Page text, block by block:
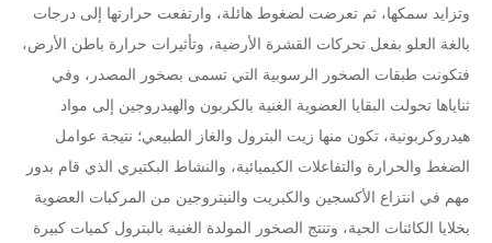
وتزايد سمكها، ثم تعرضت لضغوط هائلة، وارتفعت حرارتها إلى درجات
بالغة العلو بفعل تحركات القشرة الأرضية، وتأثيرات حرارة باطن الأرض،
فتكونت طبقات الصخور الرسوبية التي تسمى بصخور المصدر، وفي
ثناياها تحولت البقايا العضوية الغنية بالكربون والهيدروجين إلى مواد
هيدروكربونية، تكون منها زيت البترول والغاز الطبيعي؛ نتيجة عوامل
الضغط والحرارة والتفاعلات الكيميائية، والنشاط البكتيري الذي قام بدور
مهم في انتزاع الأكسجين والكبريت والنيتروجين من المركبات العضوية
بخلايا الكائنات الحية، وتنتج الصخور المولدة الغنية بالبترول كميات كبيرة